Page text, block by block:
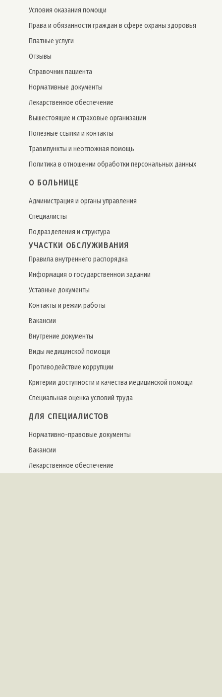
Условия оказания помощи
Права и обязанности граждан в сфере охраны здоровья
Платные услуги
Отзывы
Справочник пациента
Нормативные документы
Лекарственное обеспечение
Вышестоящие и страховые организации
Полезные ссылки и контакты
Травмпункты и неотложная помощь
Политика в отношении обработки персональных данных
О БОЛЬНИЦЕ
Администрация и органы управления
Специалисты
Подразделения и структура
УЧАСТКИ ОБСЛУЖИВАНИЯ
Правила внутреннего распорядка
Информация о государственном задании
Уставные документы
Контакты и режим работы
Вакансии
Внутрение документы
Виды медицинской помощи
Противодействие коррупции
Критерии доступности и качества медицинской помощи
Специальная оценка условий труда
ДЛЯ СПЕЦИАЛИСТОВ
Нормативно-правовые документы
Вакансии
Лекарственное обеспечение